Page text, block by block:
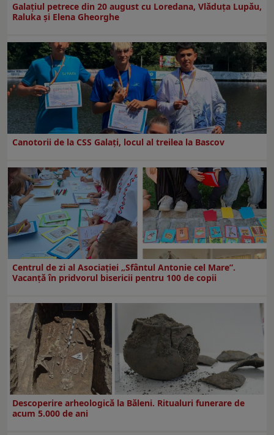
Galaţiul petrece din 20 august cu Loredana, Vlăduța Lupău,
Raluka și Elena Gheorghe
Canotorii de la CSS Galați, locul al treilea la Bascov
Centrul de zi al Asociației „Sfântul Antonie cel Mare”.
Vacanță în pridvorul bisericii pentru 100 de copii
Descoperire arheologică la Băleni. Ritualuri funerare de
acum 5.000 de ani